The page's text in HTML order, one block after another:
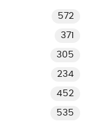
572
371
305
234
452
535